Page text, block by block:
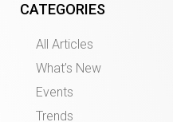
CATEGORIES
All Articles
What’s New
Events
Trends